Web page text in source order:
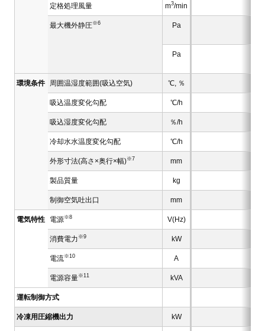
定格処理風量 m3/min
最大機外静圧※6 Pa
Pa
環境条件 周囲温湿度範囲(吸込空気) ℃, ％
吸込温度変化勾配 ℃/h
吸込湿度変化勾配 ％/h
冷却水水温度変化勾配 ℃/h
外形寸法(高さ×奥行×幅)※7 mm
製品質量 kg
制御空気吐出口 mm
電気特性 電源※8 V(Hz)
消費電力 ※9 kW
電流※10 A
電源容量※11 kVA
運転制御方式
冷凍用圧縮機出力 kW